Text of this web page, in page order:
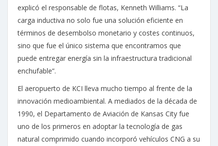
explicó el responsable de flotas, Kenneth Williams. “La
carga inductiva no solo fue una solución eficiente en
términos de desembolso monetario y costes continuos,
sino que fue el único sistema que encontramos que
puede entregar energía sin la infraestructura tradicional
enchufable”.
El aeropuerto de KCI lleva mucho tiempo al frente de la
innovación medioambiental. A mediados de la década de
1990, el Departamento de Aviación de Kansas City fue
uno de los primeros en adoptar la tecnología de gas
natural comprimido cuando incorporó vehículos CNG a su